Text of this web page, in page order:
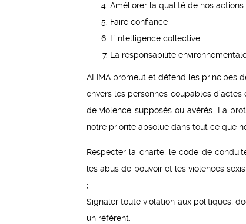
Améliorer la qualité de nos actions
Faire confiance
L’intelligence collective
La responsabilité
ALIMA promeut et défend les principes
envers les personnes coupables
de violence supposés ou avérés. La
notre priorité absolue dans tout ce que
Respecter la charte, le code de
les abus de pouvoir et les violences
;
Signaler toute violation aux politiques,
un référent.